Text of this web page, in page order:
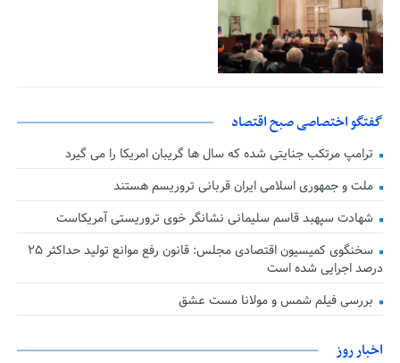
گفتگو اختصاصی صبح اقتصاد
ترامپ مرتکب جنایتی شده که سال ها گریبان امریکا را می گیرد
ملت و جمهوری اسلامی ایران قربانی تروریسم هستند
شهادت سپهبد قاسم سلیمانی نشانگر خوی تروریستی آمریکاست
سخنگوی کمیسیون اقتصادی مجلس: قانون رفع موانع تولید حداکثر ۲۵
درصد اجرایی شده است
بررسی فیلم شمس و مولانا مست عشق
اخبار روز